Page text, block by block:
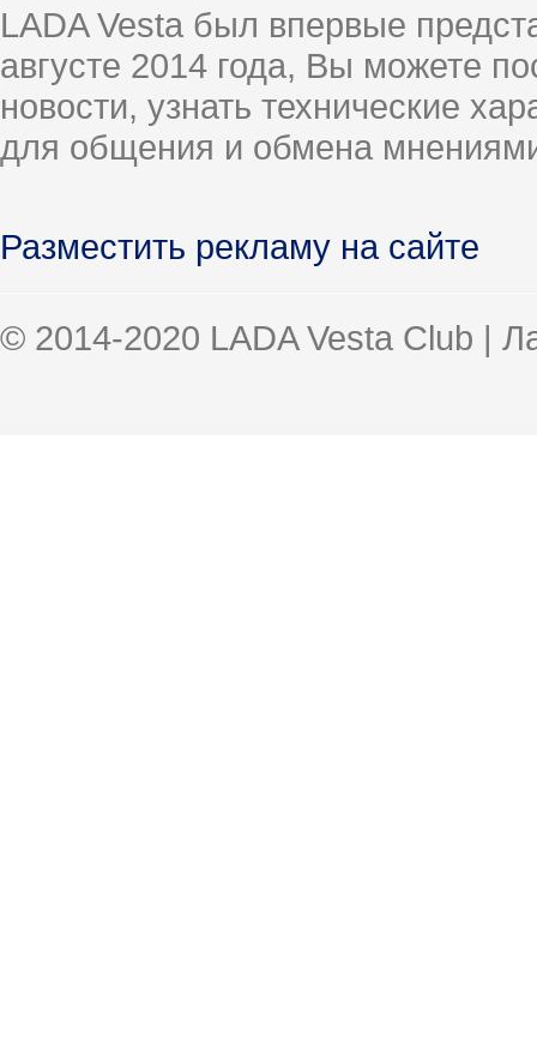
LADA Vesta был впервые
августе 2014 года, Вы можете
новости, узнать технические
для общения и обмена
Разместить рекламу на сайте
© 2014-2020 LADA Vesta Club |